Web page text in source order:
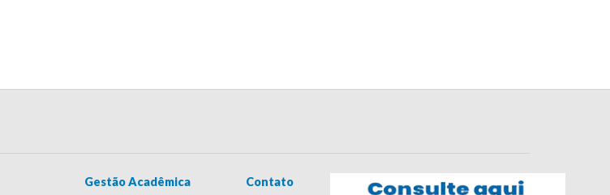
Gestão Acadêmica Contato